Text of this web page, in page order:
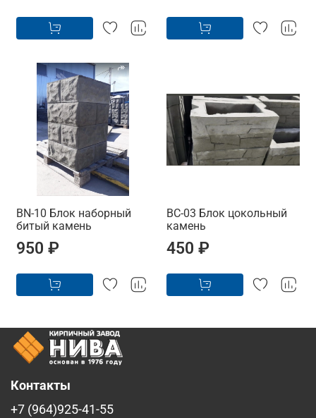
BN-10 Блок наборный
битый камень
950 ₽
BC-03 Блок цокольный
камень
450 ₽
Контакты
+7 (964)925-41-55